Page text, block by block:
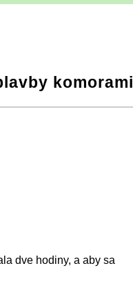
komorami
dve hodiny, a aby sa